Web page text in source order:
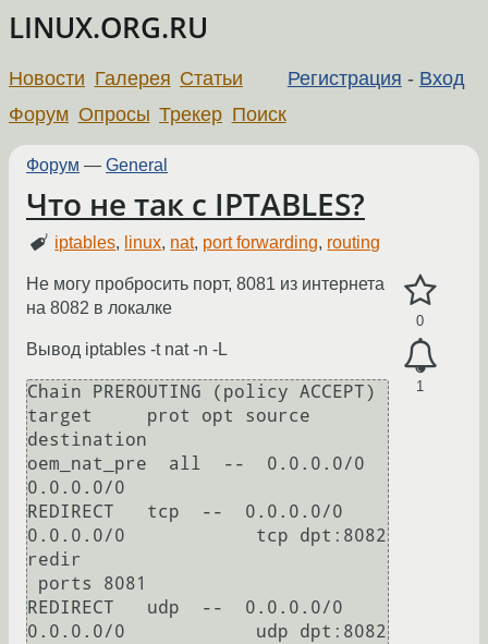
LINUX.ORG.RU
Регистрация - Вход
Новости Галерея Статьи
Форум Опросы Трекер Поиск
Форум — General
Что не так с IPTABLES?
iptables, linux, nat, port forwarding, routing
0
1
Не могу пробросить порт, 8081 из интернета
на 8082 в локалке
Вывод iptables -t nat -n -L
Chain PREROUTING (policy ACCEPT)
target     prot opt source
destination
oem_nat_pre  all  --  0.0.0.0/0
0.0.0.0/0
REDIRECT   tcp  --  0.0.0.0/0
0.0.0.0/0            tcp dpt:8082
redir
REDIRECT   udp  --  0.0.0.0/0
0.0.0.0/0            udp dpt:8082